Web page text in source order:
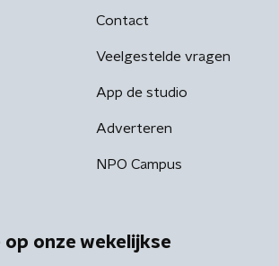
Contact
Veelgestelde vragen
App de studio
Adverteren
NPO Campus
op onze wekelijkse